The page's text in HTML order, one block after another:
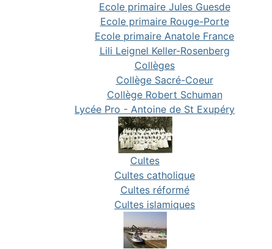
Ecole primaire Jules Guesde
Ecole primaire Rouge-Porte
Ecole primaire Anatole France
Lili Leignel Keller-Rosenberg
Collèges
Collège Sacré-Coeur
Collège Robert Schuman
Lycée Pro - Antoine de St Exupéry
Cultes
Cultes catholique
Cultes réformé
Cultes islamiques